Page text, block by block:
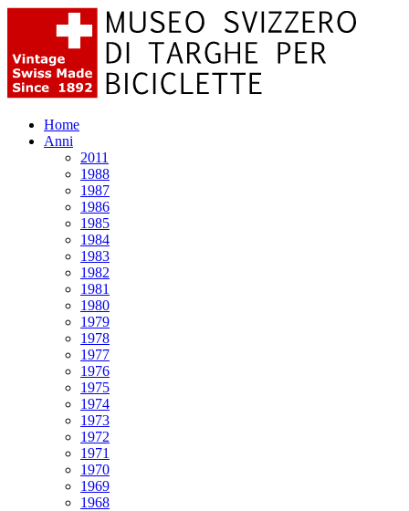
Home
Anni
2011
1988
1987
1986
1985
1984
1983
1982
1981
1980
1979
1978
1977
1976
1975
1974
1973
1972
1971
1970
1969
1968